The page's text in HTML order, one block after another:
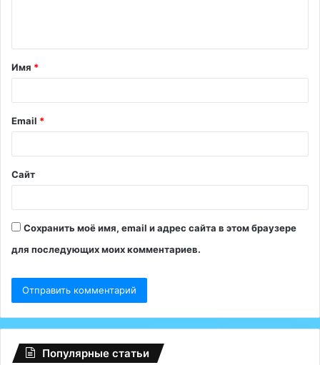
т
а
й
*
Имя *
Email *
Сайт
Сохранить моё имя, email и адрес сайта в этом браузере
для последующих моих комментариев.
Популярные статьи